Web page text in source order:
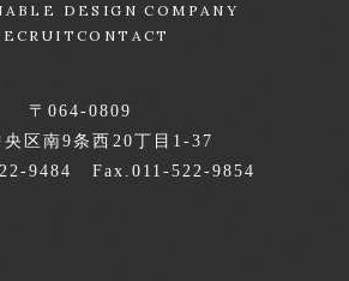
DESIGN COMPANY
CONTACT
〒064-0809
央区南9条西20丁目1-37
9484 Fax.011-522-9854